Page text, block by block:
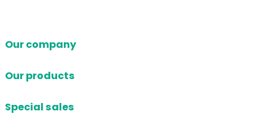
Our company
Our products
Special sales